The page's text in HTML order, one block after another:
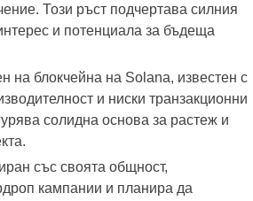
Този ръст подчертава силния
и потенциала за бъдеща
на блокчейна на Solana, известен с
и ниски транзакционни
солидна основа за растеж и
със своята общност,
кампании и планира да